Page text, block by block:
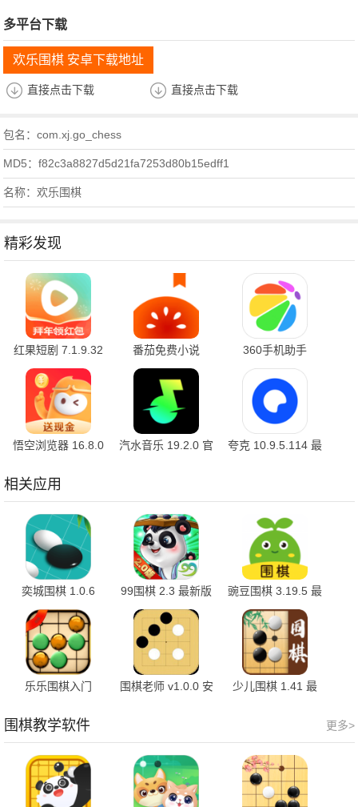
多平台下载
欢乐围棋 安卓下载地址
直接点击下载 直接点击下载
包名：com.xj.go_chess
MD5：f82c3a8827d5d21fa7253d80b15edff1
名称：欢乐围棋
精彩发现
红果短剧 7.1.9.32
官方版
番茄免费小说
7.1.9.32 安卓版
360手机助手
10.2.2 官方版
悟空浏览器 16.8.0
汽水音乐 19.2.0 官
夸克 10.9.5.114 最
相关应用
奕城围棋 1.0.6 99围棋 2.3 最新版
豌豆围棋 3.19.5 最
新版
乐乐围棋入门
围棋老师 v1.0.0 安
少儿围棋 1.41 最
更多>
围棋教学软件